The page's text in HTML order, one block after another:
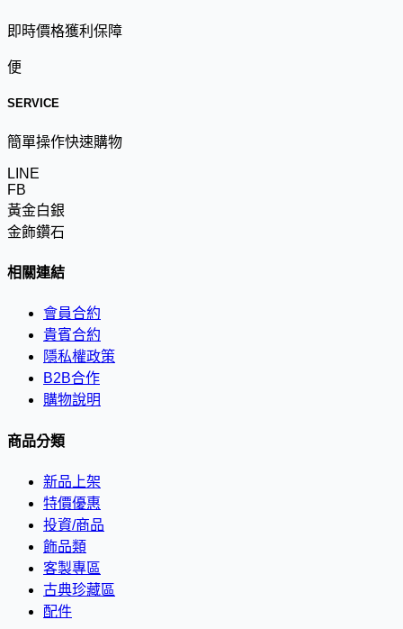
即時價格獲利保障
便
SERVICE
簡單操作快速購物
LINE
FB
黃金白銀
金飾鑽石
相關連結
會員合約
貴賓合約
隱私權政策
B2B合作
購物說明
商品分類
新品上架
特價優惠
投資/商品
飾品類
客製專區
古典珍藏區
配件